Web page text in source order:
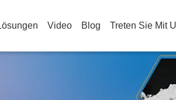
Video Blog Treten Sie Mit